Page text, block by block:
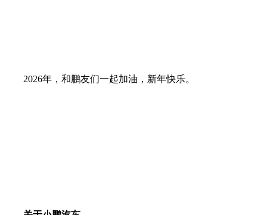
2026年，和鹏友们一起加油，新年快乐。